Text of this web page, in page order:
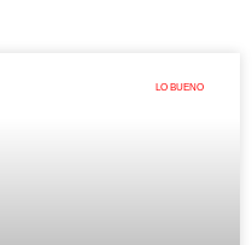
LO BUENO